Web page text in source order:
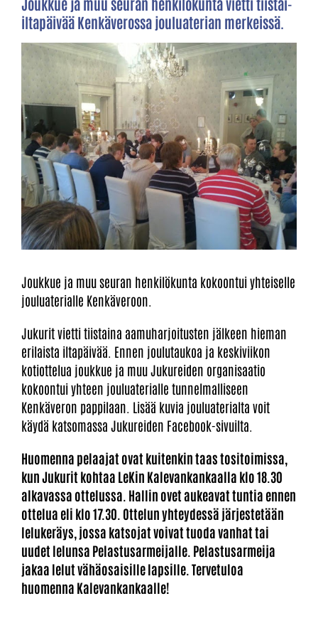
iltapäivää Kenkäverossa jouluaterian merkeissä.
Joukkue ja muu seuran henkilökunta kokoontui yhteiselle
jouluaterialle Kenkäveroon.
Jukurit vietti tiistaina aamuharjoitusten jälkeen hieman
erilaista iltapäivää. Ennen joulutaukoa ja keskiviikon
kotiottelua joukkue ja muu Jukureiden organisaatio
kokoontui yhteen jouluaterialle tunnelmalliseen
Kenkäveron pappilaan. Lisää kuvia jouluaterialta voit
käydä katsomassa Jukureiden Facebook-sivuilta.
Huomenna pelaajat ovat kuitenkin taas tositoimissa,
kun Jukurit kohtaa LeKin Kalevankankaalla klo 18.30
alkavassa ottelussa. Hallin ovet aukeavat tuntia ennen
ottelua eli klo 17.30. Ottelun yhteydessä järjestetään
lelukeräys, jossa katsojat voivat tuoda vanhat tai
uudet lelunsa Pelastusarmeijalle. Pelastusarmeija
jakaa lelut vähäosaisille lapsille. Tervetuloa
huomenna Kalevankankaalle!